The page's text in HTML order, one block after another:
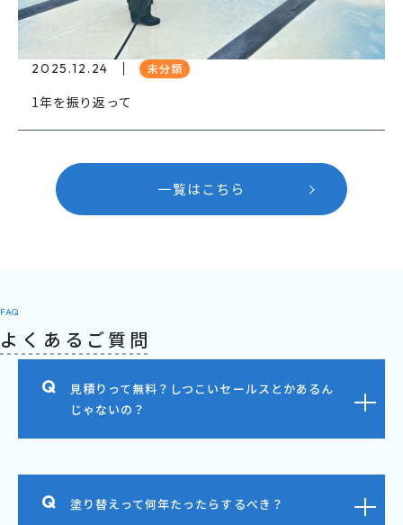
2025.12.24 未分類
1年を振り返って
一覧はこちら
FAQ
よくあるご質問
見積りって無料？しつこいセールスとかあるん
じゃないの？
塗り替えって何年たったらするべき？